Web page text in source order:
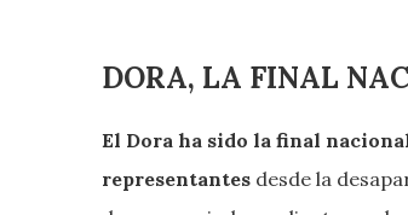
DORA, LA FINAL
El Dora ha sido la final
representantes desde la